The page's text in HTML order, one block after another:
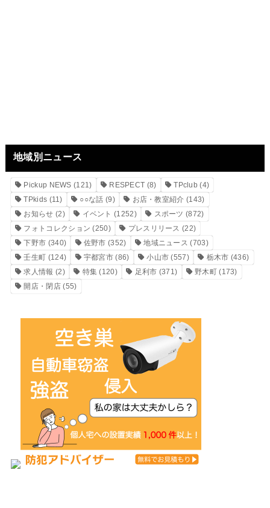
地域別ニュース
Pickup NEWS (121) RESPECT (8) TPclub (4)
TPkids (11) ○○な話 (9) お店・教室紹介 (143)
お知らせ (2) イベント (1252) スポーツ (872)
フォトコレクション (250) プレスリリース (22)
下野市 (340) 佐野市 (352) 地域ニュース (703)
壬生町 (124) 宇都宮市 (86) 小山市 (557) 栃木市 (436)
求人情報 (2) 特集 (120) 足利市 (371) 野木町(173)
開店・閉店(55)